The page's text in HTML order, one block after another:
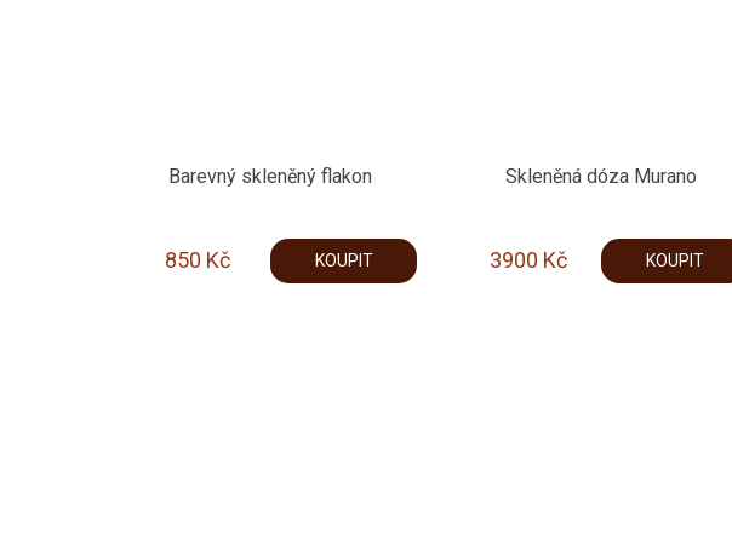
Barevný skleněný flakon
850 Kč KOUPIT
Skleněná dóza Murano
3900 Kč KOUPIT